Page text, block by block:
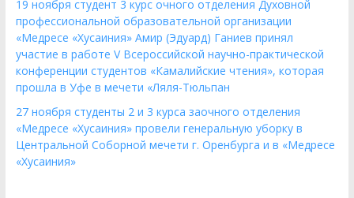
19 ноября студент 3 курс очного отделения Духовной
профессиональной образовательной организации
«Медресе «Хусаиния» Амир (Эдуард) Ганиев принял
участие в работе V Всероссийской научно-практической
конференции студентов «Камалийские чтения», которая
прошла в Уфе в мечети «Ляля-Тюльпан
27 ноября студенты 2 и 3 курса заочного отделения
«Медресе «Хусаиния» провели генеральную уборку в
Центральной Соборной мечети г. Оренбурга и в «Медресе
«Хусаиния»